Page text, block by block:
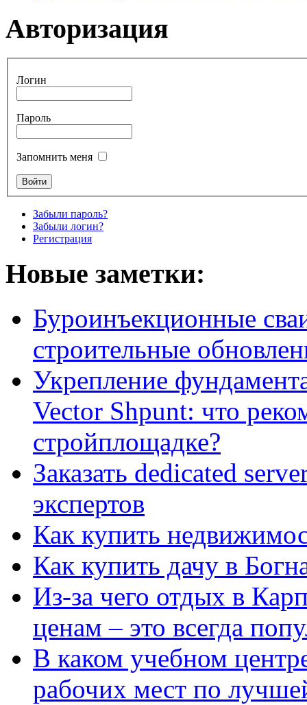
Авторизация
Логин
Пароль
Запомнить меня
Забыли пароль?
Забыли логин?
Регистрация
Новые заметки:
Буроинъекционные
строительные
Укрепление
Vector Shpunt: что
стройплощадке?
Заказать dedicated
экспертов
Как купить
Как купить дачу в
Из-за чего отдых в
ценам – это всегда
В каком учебном
рабочих мест по